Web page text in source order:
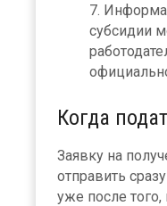
субсидии
Когда
Заявку на
отправить
уже после того,